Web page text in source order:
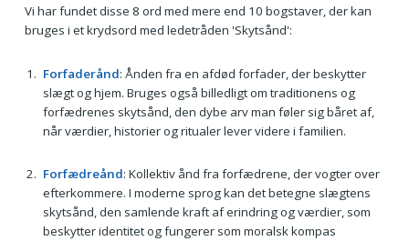
Vi har fundet disse 8 ord med mere end 10 bogstaver, der kan
bruges i et krydsord med ledetråden 'Skytsånd':
Forfaderånd: Ånden fra en afdød forfader, der beskytter
slægt og hjem. Bruges også billedligt om traditionens og
forfædrenes skytsånd, den dybe arv man føler sig båret af,
når værdier, historier og ritualer lever videre i familien.
Forfædreånd: Kollektiv ånd fra forfædrene, der vogter over
efterkommere. I moderne sprog kan det betegne slægtens
skytsånd, den samlende kraft af erindring og værdier, som
beskytter identitet og fungerer som moralsk kompas